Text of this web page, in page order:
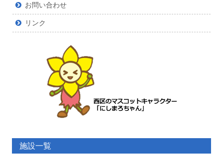
お問い合わせ
リンク
施設一覧